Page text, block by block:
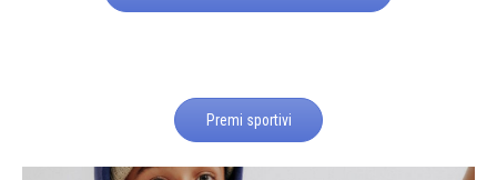
Premi sportivi